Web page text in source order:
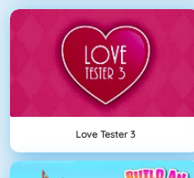
Love Tester 3